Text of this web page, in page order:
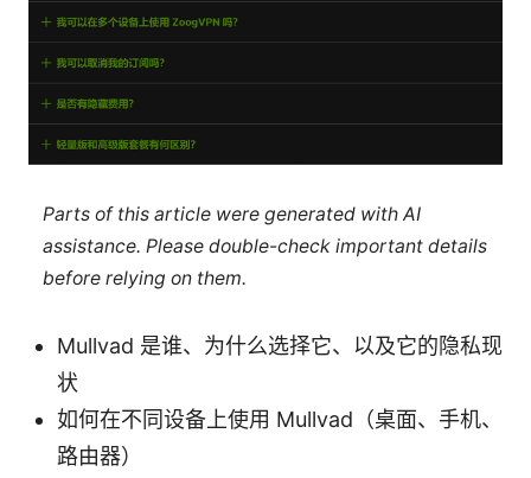
Parts of this article were generated with AI
assistance. Please double-check important details
before relying on them.
Mullvad 是谁、为什么选择它、以及它的隐私现
状
如何在不同设备上使用 Mullvad（桌面、手机、
路由器）